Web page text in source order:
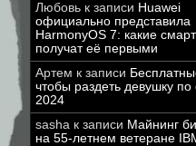
Любовь к записи Huawei
официально представила
HarmonyOS 7: какие
получат её первыми
Артем к записи
чтобы раздеть девушку
2024
sasha к записи Майнинг
на 55-летнем ветеране